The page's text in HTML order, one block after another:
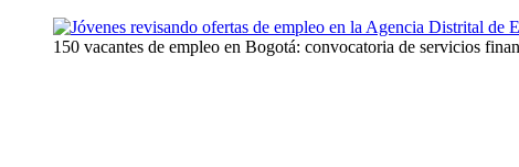
150 vacantes de empleo en Bogotá: convocatoria de servicios